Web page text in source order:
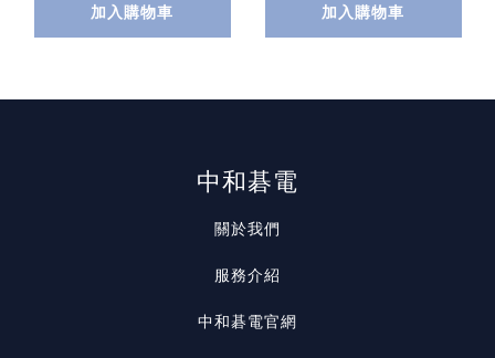
加入購物車 加入購物車
中和碁電
關於我們
服務介紹
中和碁電官網